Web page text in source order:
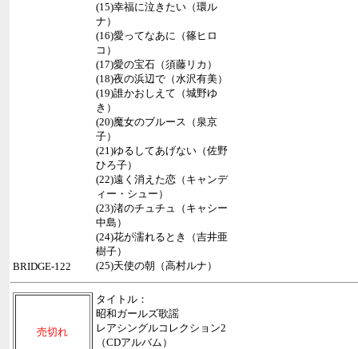
(15)幸福に泣きたい（環ル
ナ）
(16)愛ってなあに（篠ヒロ
コ）
(17)愛の宝石（須藤リカ）
(18)夜の浜辺で（水沢有美）
(19)誰かおしえて（城野ゆ
き）
(20)魔女のブルース（泉京
子）
(21)ゆるしてあげない（佐野
ひろ子）
(22)遠く消えた恋（キャンデ
ィー・シュー）
(23)渚のチュチュ（キャシー
中島）
(24)花が濡れるとき（吉井亜
樹子）
(25)天使の朝（高村ルナ）
BRIDGE-122
売切れ
タイトル：
昭和ガールズ歌謡
レアシングルコレクション2
（CDアルバム）